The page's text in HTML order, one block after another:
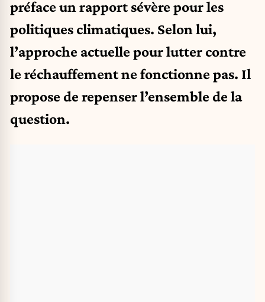
préface un rapport sévère pour les
politiques climatiques. Selon lui,
l’approche actuelle pour lutter contre
le réchauffement ne fonctionne pas. Il
propose de repenser l’ensemble de la
question.